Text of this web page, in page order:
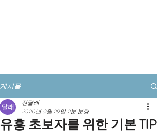
게시물
유흥 초보자를 위한 기본 TIP
진달래
2020년 9월 29일2분 분량